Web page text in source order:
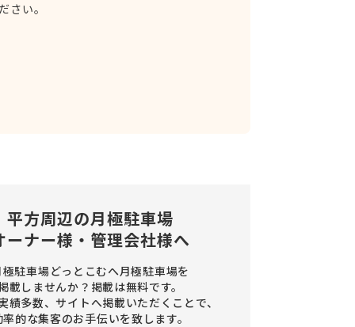
さい。
平方周辺の月極駐車場
ーナー様・管理会社様へ
極駐車場どっとこむへ月極駐車場を
載しませんか？ 掲載は無料です。
績多数、サイトへ掲載いただくことで、
率的な集客のお手伝いを致します。